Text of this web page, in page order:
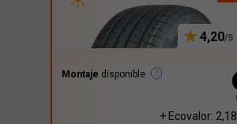
4,20
Montaje disponible
+ Ecovalor: